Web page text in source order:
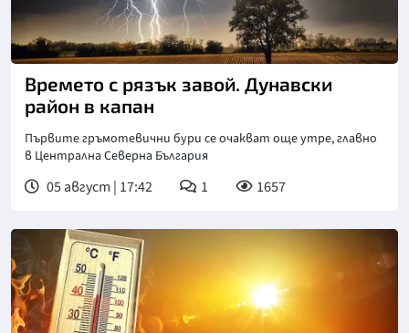
Времето с рязък завой. Дунавски
район в капан
Първите гръмотевични бури се очакват още утре, главно
в Централна Северна България
05 август | 17:42 1 1657